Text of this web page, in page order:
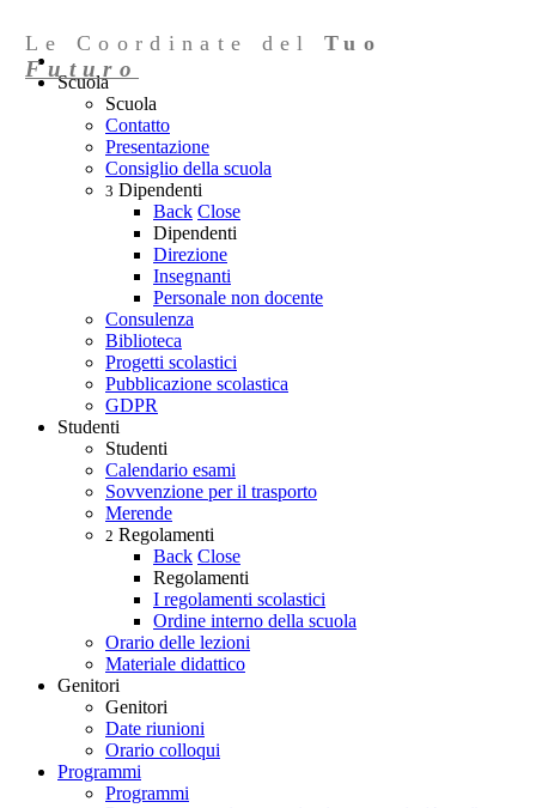
Le Coordinate delTuo
Futuro
Scuola
Scuola
Contatto
Presentazione
Consiglio della scuola
3 Dipendenti
Back Close
Dipendenti
Direzione
Insegnanti
Personale non docente
Consulenza
Biblioteca
Progetti scolastici
Pubblicazione scolastica
GDPR
Studenti
Studenti
Calendario esami
Sovvenzione per il trasporto
Merende
2 Regolamenti
Back Close
Regolamenti
I regolamenti scolastici
Ordine interno della scuola
Orario delle lezioni
Materiale didattico
Genitori
Genitori
Date riunioni
Orario colloqui
Programmi
Programmi